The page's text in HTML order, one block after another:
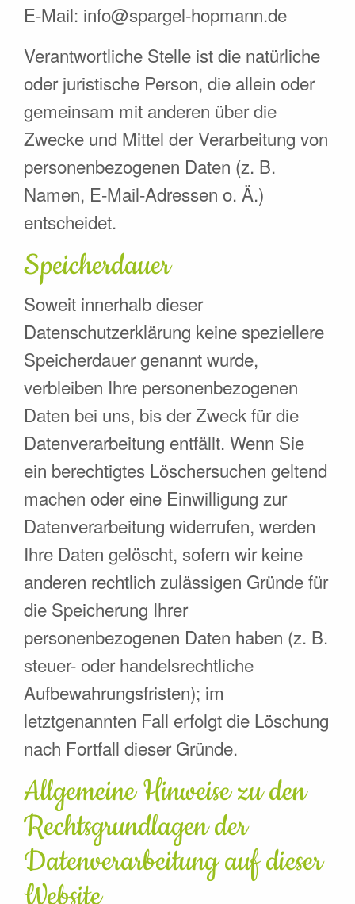
E-Mail: info@spargel-hopmann.de
Verantwortliche Stelle ist die natürliche
oder juristische Person, die allein oder
gemeinsam mit anderen über die
Zwecke und Mittel der Verarbeitung von
personenbezogenen Daten (z. B.
Namen, E-Mail-Adressen o. Ä.)
entscheidet.
Speicherdauer
Soweit innerhalb dieser
Datenschutzerklärung keine speziellere
Speicherdauer genannt wurde,
verbleiben Ihre personenbezogenen
Daten bei uns, bis der Zweck für die
Datenverarbeitung entfällt. Wenn Sie
ein berechtigtes Löschersuchen geltend
machen oder eine Einwilligung zur
Datenverarbeitung widerrufen, werden
Ihre Daten gelöscht, sofern wir keine
anderen rechtlich zulässigen Gründe für
die Speicherung Ihrer
personenbezogenen Daten haben (z. B.
steuer- oder handelsrechtliche
Aufbewahrungsfristen); im
letztgenannten Fall erfolgt die Löschung
nach Fortfall dieser Gründe.
Allgemeine Hinweise zu den
Rechtsgrundlagen der
Datenverarbeitung auf dieser